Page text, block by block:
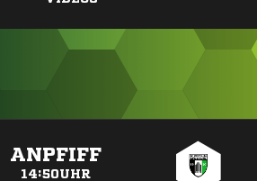
ANPFIFF
14:50UHR